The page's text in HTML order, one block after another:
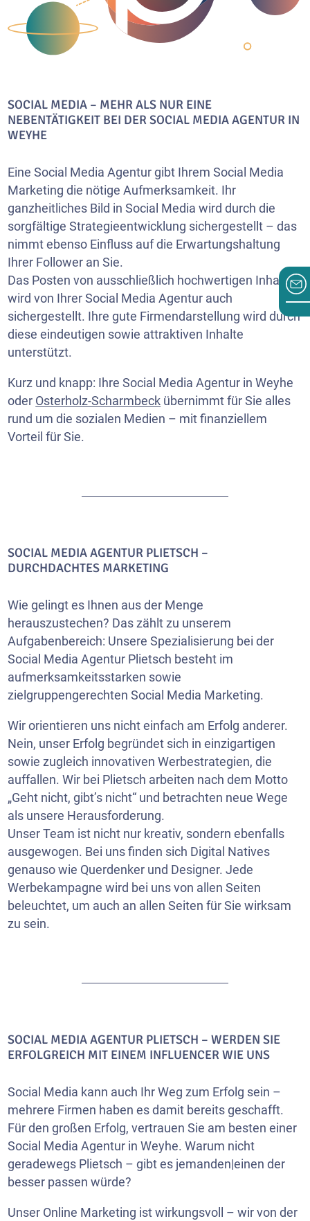
SOCIAL MEDIA – MEHR ALS NUR EINE
NEBENTÄTIGKEIT BEI DER SOCIAL MEDIA AGENTUR IN
WEYHE
Eine Social Media Agentur gibt Ihrem Social Media
Marketing die nötige Aufmerksamkeit. Ihr
ganzheitliches Bild in Social Media wird durch die
sorgfältige Strategieentwicklung sichergestellt – das
nimmt ebenso Einfluss auf die Erwartungshaltung
Ihrer Follower an Sie.
Das Posten von ausschließlich hochwertigen Inhalten
wird von Ihrer Social Media Agentur auch
sichergestellt. Ihre gute Firmendarstellung wird durch
diese eindeutigen sowie attraktiven Inhalte
unterstützt.
Kurz und knapp: Ihre Social Media Agentur in Weyhe
oder Osterholz-Scharmbeck übernimmt für Sie alles
rund um die sozialen Medien – mit finanziellem
Vorteil für Sie.
SOCIAL MEDIA AGENTUR PLIETSCH –
DURCHDACHTES MARKETING
Wie gelingt es Ihnen aus der Menge
herauszustechen? Das zählt zu unserem
Aufgabenbereich: Unsere Spezialisierung bei der
Social Media Agentur Plietsch besteht im
aufmerksamkeitsstarken sowie
zielgruppengerechten Social Media Marketing.
Wir orientieren uns nicht einfach am Erfolg anderer.
Nein, unser Erfolg begründet sich in einzigartigen
sowie zugleich innovativen Werbestrategien, die
auffallen. Wir bei Plietsch arbeiten nach dem Motto
„Geht nicht, gibt’s nicht“ und betrachten neue Wege
als unsere Herausforderung.
Unser Team ist nicht nur kreativ, sondern ebenfalls
ausgewogen. Bei uns finden sich Digital Natives
genauso wie Querdenker und Designer. Jede
Werbekampagne wird bei uns von allen Seiten
beleuchtet, um auch an allen Seiten für Sie wirksam
zu sein.
SOCIAL MEDIA AGENTUR PLIETSCH – WERDEN SIE
ERFOLGREICH MIT EINEM INFLUENCER WIE UNS
Social Media kann auch Ihr Weg zum Erfolg sein –
mehrere Firmen haben es damit bereits geschafft.
Für den großen Erfolg, vertrauen Sie am besten einer
Social Media Agentur in Weyhe. Warum nicht
geradewegs Plietsch – gibt es jemanden|einen der
besser passen würde?
Unser Online Marketing ist wirkungsvoll – wir von der